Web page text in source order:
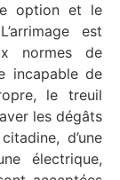
option et le
est
normes de
incapable de
le treuil
les dégâts
d’une
électrique,